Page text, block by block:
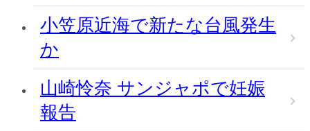
小笠原近海で新たな台風発生
か
山崎怜奈 サンジャポで妊娠
報告